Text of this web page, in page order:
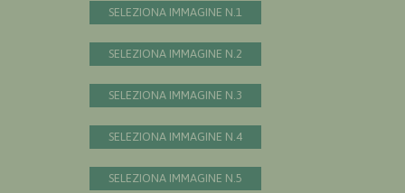
SELEZIONA IMMAGINE N.1
SELEZIONA IMMAGINE N.2
SELEZIONA IMMAGINE N.3
SELEZIONA IMMAGINE N.4
SELEZIONA IMMAGINE N.5